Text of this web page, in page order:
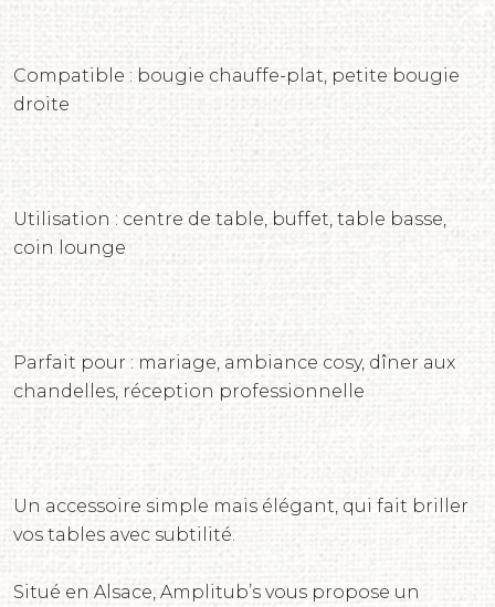
Compatible : bougie chauffe-plat, petite bougie
droite
Utilisation : centre de table, buffet, table basse,
coin lounge
Parfait pour : mariage, ambiance cosy, dîner aux
chandelles, réception professionnelle
Un accessoire simple mais élégant, qui fait briller
vos tables avec subtilité.
Situé en Alsace, Amplitub’s vous propose un